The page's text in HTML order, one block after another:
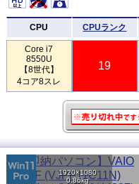
CPU CPUランク
Core i7
8550U
【8世代】
4コア8スレ
19
1920×1080
0.86kg